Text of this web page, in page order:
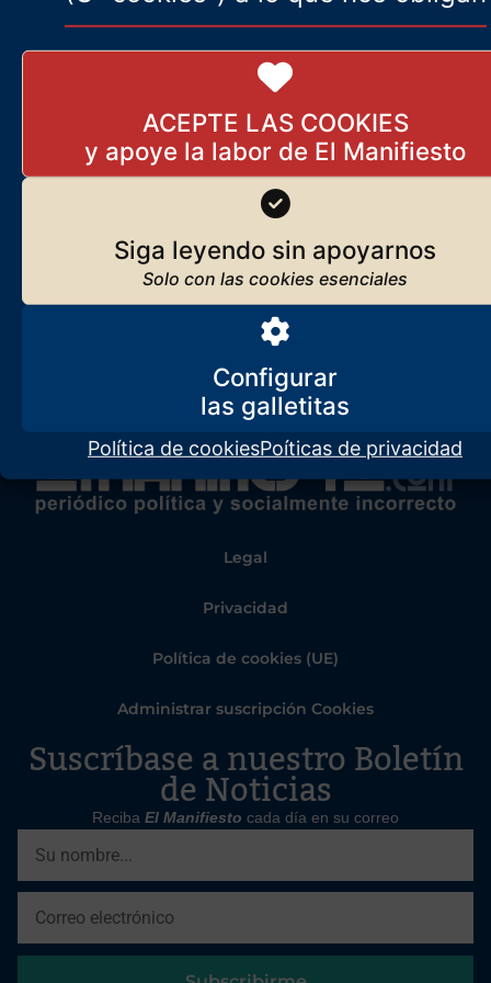
ACEPTE LAS COOKIES
Siga leyendo sin apoyarnos
Configurar
Política de cookiesPoíticas de privacidad
Legal
Privacidad
Política de cookies (UE)
Administrar suscripción Cookies
Suscríbase a nuestro Boletín
de Noticias
Reciba El Manifiesto cada día en su correo